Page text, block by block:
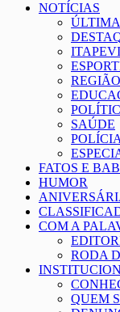
NOTÍCIAS
ITAPEVI
REGIÃO
SAÚDE
POLÍCIA
FATOS E
HUMOR
COM A
RODA
QUEM